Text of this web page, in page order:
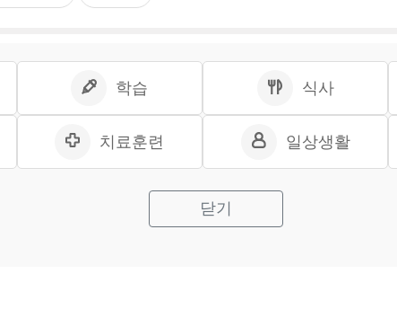
학습 식사
치료훈련 일상생활
닫기